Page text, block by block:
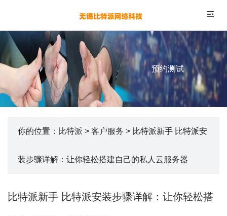
预约测试
你的位置： 比特派 > 客户服务 > 比特派新手 比特派安
装步骤详解：让你轻松搭建自己的私人云服务器
比特派新手 比特派安装步骤详解：让你轻松搭